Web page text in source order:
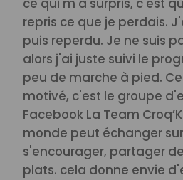
ce qui m'a surpris, c'est
repris ce que je perdais.
puis reperdu. Je ne suis
alors j'ai juste suivi le
peu de marche à pied.
motivé, c'est le groupe
Facebook La Team
monde peut échanger
s'encourager, partager
plats. cela donne envie